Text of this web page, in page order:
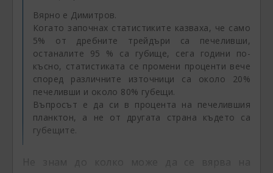
Вярно е Димитров.
Когато започнах статистиките казваха, че само
5% от дребните трейдъри са печеливши,
останалите 95 % са губище, сега години по-
късно, статистиката се промени проценти вече
според различните източници са около 20%
печеливши и около 80% губещи.
Въпросът е да си в процента на печелившия
планктон, а не от другата страна където са
губещите.
Не знам до колко може да се вярва на